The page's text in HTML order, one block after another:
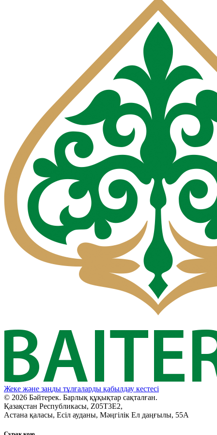
Жеке және заңды тұлғаларды қабылдау кестесі
© 2026 Бәйтерек. Барлық құқықтар сақталған.
Қазақстан Республикасы, Z05T3E2,
Астана қаласы, Есіл ауданы, Мәңгілік Ел даңғылы, 55А